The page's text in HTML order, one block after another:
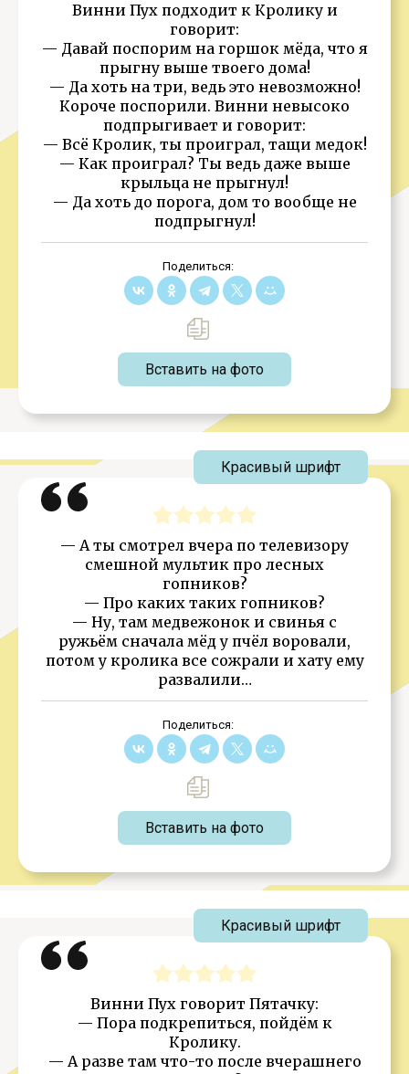
Винни Пух подходит к Кролику и
говорит:
— Давай поспорим на горшок мёда, что я
прыгну выше твоего дома!
— Да хоть на три, ведь это невозможно!
Короче поспорили. Винни невысоко
подпрыгивает и говорит:
— Всё Кролик, ты проиграл, тащи медок!
— Как проиграл? Ты ведь даже выше
крыльца не прыгнул!
— Да хоть до порога, дом то вообще не
подпрыгнул!
Поделиться:
Вставить на фото
— А ты смотрел вчера по телевизору
смешной мультик про лесных
гопников?
— Про каких таких гопников?
— Ну, там медвежонок и свинья с
ружьём сначала мёд у пчёл воровали,
потом у кролика все сожрали и хату ему
развалили…
Поделиться:
Вставить на фото
Красивый шрифт
Винни Пух говорит Пятачку:
— Пора подкрепиться, пойдём к
Кролику.
— А разве там что-то после вчерашнего
Красивый шрифт